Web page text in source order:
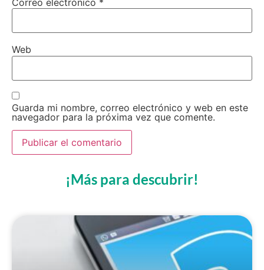
Web
Guarda mi nombre, correo electrónico y web en este
navegador para la próxima vez que comente.
¡Más para descubrir!